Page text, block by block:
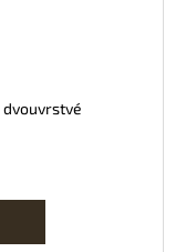
dvouvrstvé